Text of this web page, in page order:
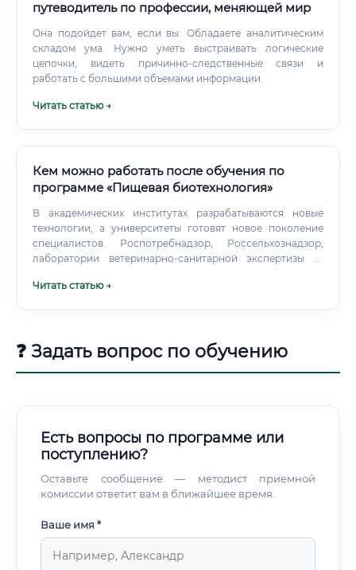
путеводитель по профессии, меняющей мир
Она подойдет вам, если вы: Обладаете аналитическим
складом ума. Нужно уметь выстраивать логические
цепочки, видеть причинно-следственные связи и
работать с большими объемами информации.
Читать статью →
Кем можно работать после обучения по
программе «Пищевая биотехнология»
В академических институтах разрабатываются новые
технологии, а университеты готовят новое поколение
специалистов. Роспотребнадзор, Россельхознадзор,
лаборатории ветеринарно-санитарной экспертизы —
биологическую безопасность продукции.
Читать статью →
❓ Задать вопрос по обучению
Есть вопросы по программе или
поступлению?
Оставьте сообщение — методист приемной
комиссии ответит вам в ближайшее время.
Ваше имя *